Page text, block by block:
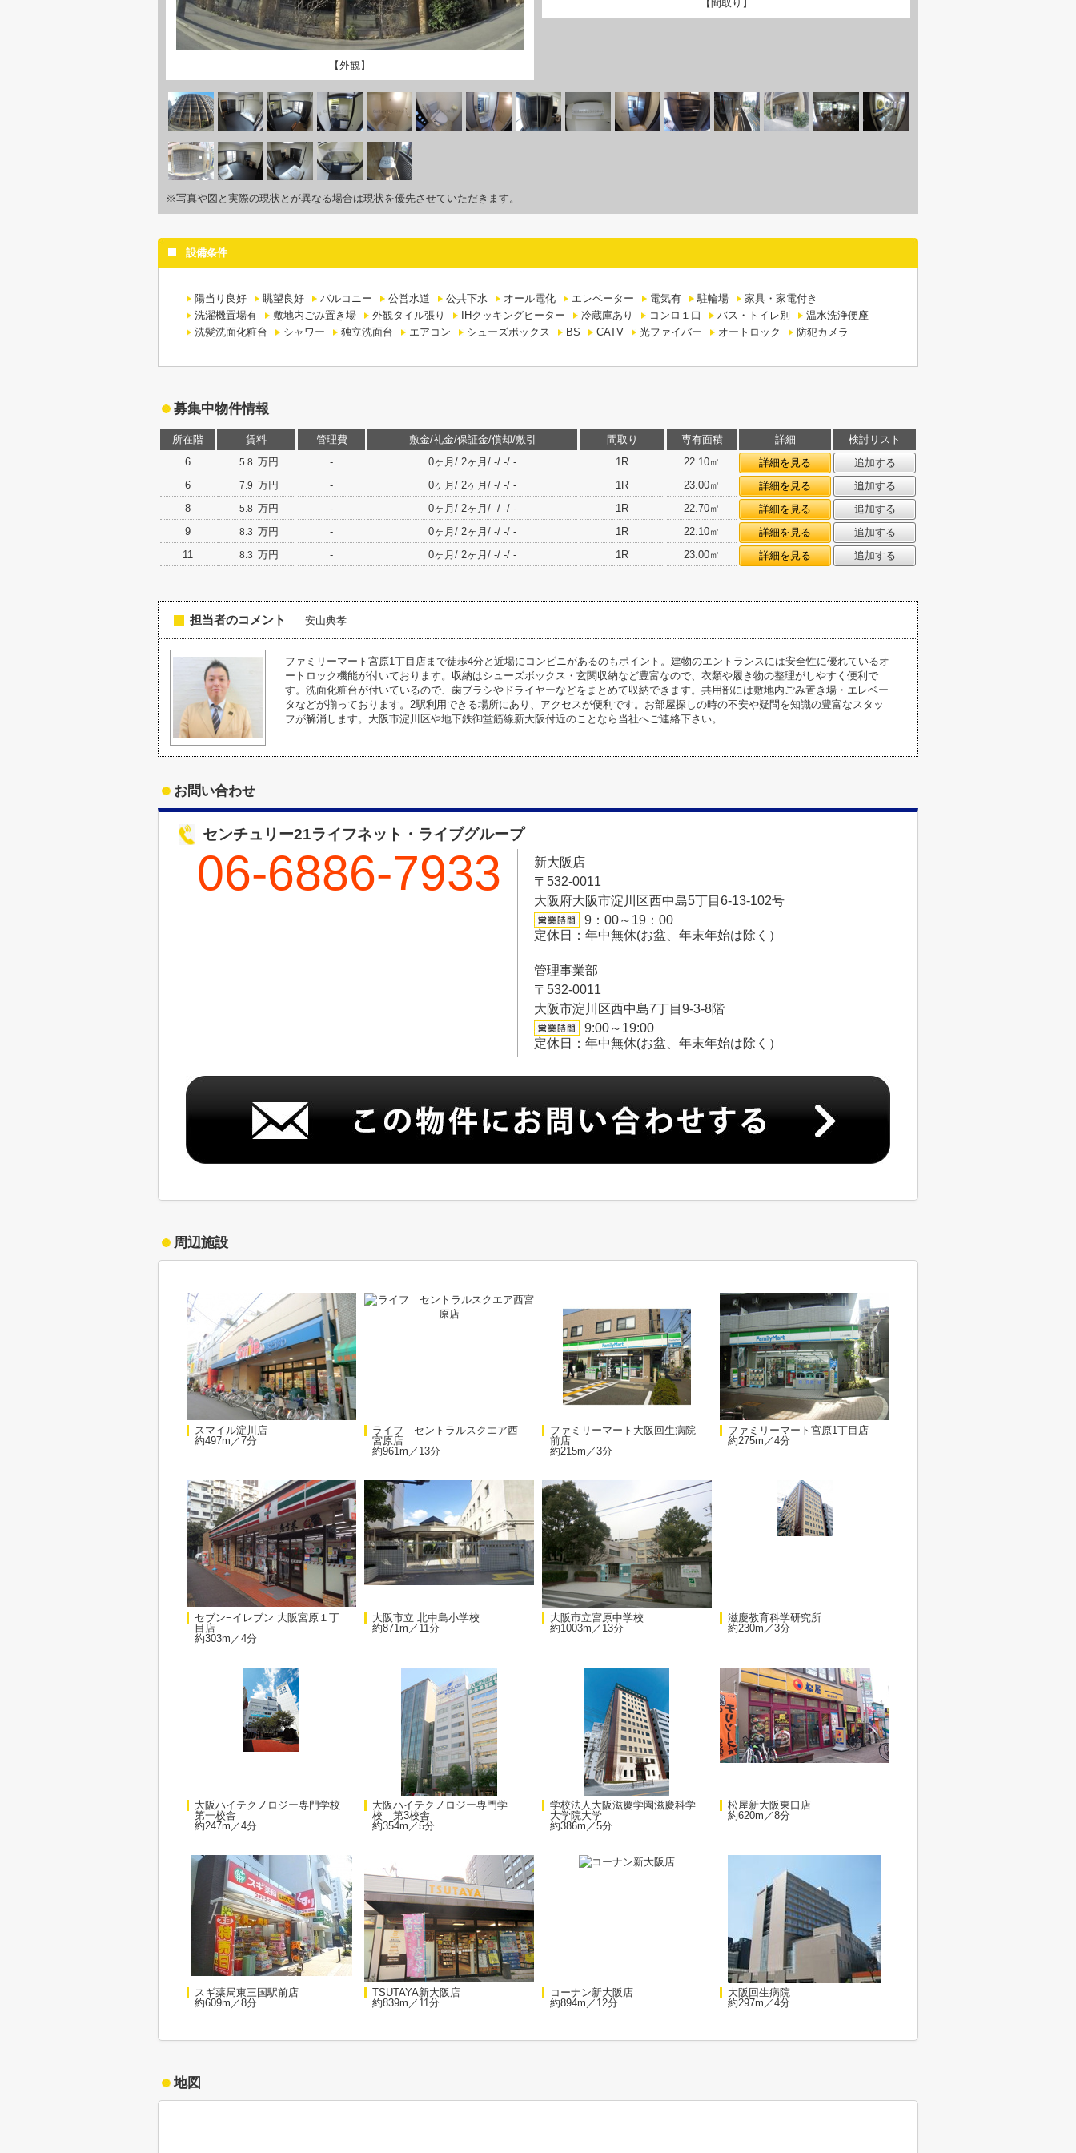
【外観】
【間取り】
※写真や図と実際の現状とが異なる場合は現状を優先させていただきます。
設備条件
陽当り良好 眺望良好 バルコニー 公営水道 公共下水 オール電化 エレベーター 電気有 駐輪場
家具・家電付き
洗濯機置場有
敷地内ごみ置き場 外観タイル張り IHクッキングヒーター 冷蔵庫あり コンロ１口 バス・トイレ別
温水洗浄便座
洗髪洗面化粧台
シャワー 独立洗面台 エアコン シューズボックス BS CATV 光ファイバー オートロック 防犯カメラ
募集中物件情報
所在階 賃料 管理費 敷金/礼金/保証金/償却/敷引 間取り 専有面積 詳細
検討リスト
6
5.8 万円 - 0ヶ月/ 2ヶ月/ -/ -/ - 1R 22.10㎡ 詳細を見る
追加する
6
7.9 万円 - 0ヶ月/ 2ヶ月/ -/ -/ - 1R 23.00㎡ 詳細を見る
追加する
8
5.8 万円 - 0ヶ月/ 2ヶ月/ -/ -/ - 1R 22.70㎡ 詳細を見る
追加する
9
8.3 万円 - 0ヶ月/ 2ヶ月/ -/ -/ - 1R 22.10㎡ 詳細を見る
追加する
11
8.3 万円 - 0ヶ月/ 2ヶ月/ -/ -/ - 1R 23.00㎡ 詳細を見る 追加する
担当者のコメント 安山典孝
ファミリーマート宮原1丁目店まで徒歩4分と近場にコンビニがあるのもポイント。建物のエントランスには安全性に優れているオ
ートロック機能が付いております。収納はシューズボックス・玄関収納など豊富なので、衣類や履き物の整理がしやすく便利で
す。洗面化粧台が付いているので、歯ブラシやドライヤーなどをまとめて収納できます。共用部には敷地内ごみ置き場・エレベー
タなどが揃っております。2駅利用できる場所にあり、アクセスが便利です。お部屋探しの時の不安や疑問を知識の豊富なスタッ
フが解消します。大阪市淀川区や地下鉄御堂筋線新大阪付近のことなら当社へご連絡下さい。
お問い合わせ
センチュリー21ライフネット・ライブグループ
06-6886-7933
新大阪店
〒532-0011
大阪府大阪市淀川区西中島5丁目6-13-102号
9：00～19：00
定休日：年中無休(お盆、年末年始は除く）
管理事業部
〒532-0011
大阪市淀川区西中島7丁目9-3-8階
9:00～19:00
定休日：年中無休(お盆、年末年始は除く）
周辺施設
スマイル淀川店
約497m／7分
ライフ セントラルスクエア西
宮原店
約961m／13分
ファミリーマート大阪回生病院
前店
約215m／3分
ファミリーマート宮原1丁目店
約275m／4分
セブン−イレブン 大阪宮原１丁
目店
約303m／4分
大阪市立 北中島小学校
約871m／11分
大阪市立宮原中学校
約1003m／13分
滋慶教育科学研究所
約230m／3分
大阪ハイテクノロジー専門学校
第一校舎
約247m／4分
大阪ハイテクノロジー専門学
校 第3校舎
約354m／5分
学校法人大阪滋慶学園滋慶科学
大学院大学
約386m／5分
松屋新大阪東口店
約620m／8分
スギ薬局東三国駅前店
約609m／8分
TSUTAYA新大阪店
約839m／11分
コーナン新大阪店
約894m／12分
大阪回生病院
約297m／4分
地図